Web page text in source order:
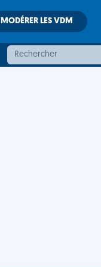
MODÉRER LES VDM